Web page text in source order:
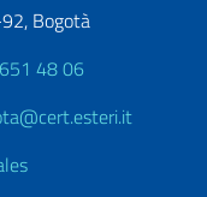
Bogotà
48 06